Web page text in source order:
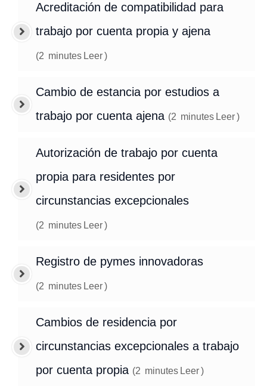
Acreditación de compatibilidad para
trabajo por cuenta propia y ajena
(2 minutes Leer)
Cambio de estancia por estudios a
trabajo por cuenta ajena (2 minutes Leer)
Autorización de trabajo por cuenta
propia para residentes por
circunstancias excepcionales
(2 minutes Leer)
Registro de pymes innovadoras
(2 minutes Leer)
Cambios de residencia por
circunstancias excepcionales a trabajo
por cuenta propia (2 minutes Leer)